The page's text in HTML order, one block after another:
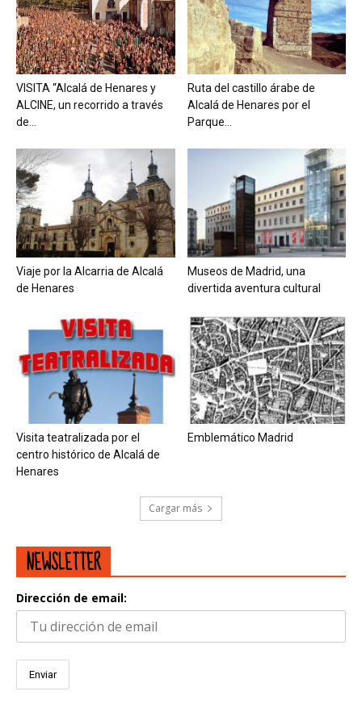
VISITA “Alcalá de Henares y
ALCINE, un recorrido a través
de...
Ruta del castillo árabe de
Alcalá de Henares por el
Parque...
Viaje por la Alcarria de Alcalá
de Henares
Museos de Madrid, una
divertida aventura cultural
Visita teatralizada por el
centro histórico de Alcalá de
Henares
Emblemático Madrid
Cargar más
NEWSLETTER
Dirección de email: